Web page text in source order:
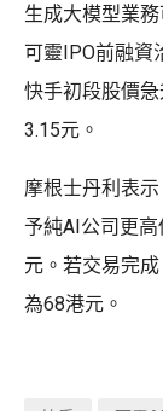
生成大模型業
可靈IPO前融資
快手初段股價
3.15元。
摩根士丹利表
予純AI公司更
元。若交易完
為68港元。